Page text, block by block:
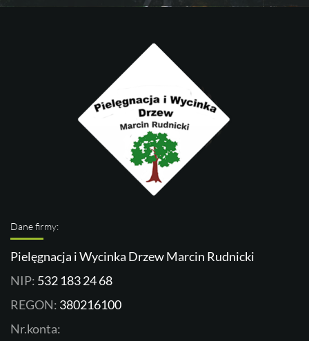
Dane firmy:
Pielęgnacja i Wycinka Drzew Marcin Rudnicki
NIP: 532 183 24 68
REGON: 380216100
Nr.konta: